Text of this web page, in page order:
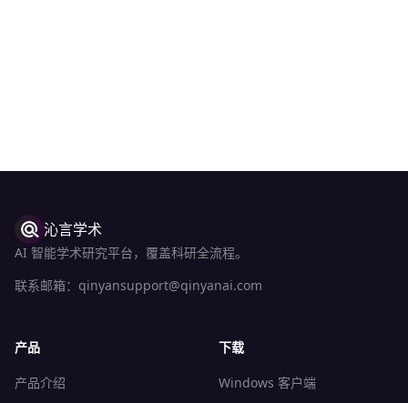
沁言学术
AI 智能学术研究平台，覆盖科研全流程。
联系邮箱： qinyansupport@qinyanai.com
产品
产品介绍
下载
Windows 客户端